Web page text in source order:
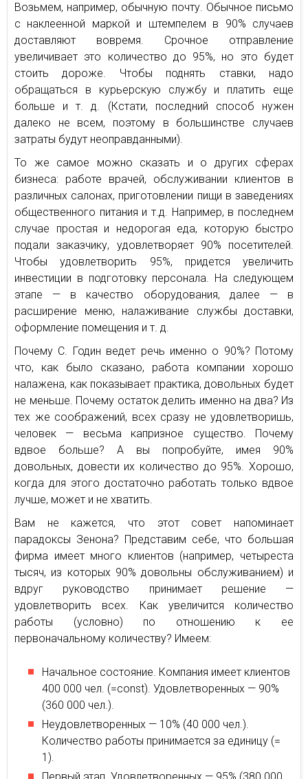
Возьмем, например, обычную почту. Обычное письмо
с наклеенной маркой и штемпелем в 90% случаев
доставляют вовремя. Срочное отправление
увеличивает это количество до 95%, но это будет
стоить дороже. Чтобы поднять ставки, надо
обращаться в курьерскую службу и платить еще
больше и т. д. (Кстати, последний способ нужен
далеко не всем, поэтому в большинстве случаев
затраты будут неоправданными).
То же самое можно сказать и о других сферах
бизнеса: работе врачей, обслуживании клиентов в
различных салонах, приготовлении пищи в заведениях
общественного питания и т.д. Например, в последнем
случае простая и недорогая еда, которую быстро
подали заказчику, удовлетворяет 90% посетителей.
Чтобы удовлетворить 95%, придется увеличить
инвестиции в подготовку персонала. На следующем
этапе — в качество оборудования, далее — в
расширение меню, налаживание службы доставки,
оформление помещения и т. д.
Почему С. Годин ведет речь именно о 90%? Потому
что, как было сказано, работа компании хорошо
налажена, как показывает практика, довольных будет
не меньше. Почему остаток делить именно на два? Из
тех же соображений, всех сразу не удовлетворишь,
человек — весьма капризное существо. Почему
вдвое больше? А вы попробуйте, имея 90%
довольных, довести их количество до 95%. Хорошо,
когда для этого достаточно работать только вдвое
лучше, может и не хватить.
Вам не кажется, что этот совет напоминает
парадоксы Зенона? Представим себе, что большая
фирма имеет много клиентов (например, четыреста
тысяч, из которых 90% довольны обслуживанием) и
вдруг руководство принимает решение —
удовлетворить всех. Как увеличится количество
работы (условно) по отношению к ее
первоначальному количеству? Имеем:
Начальное состояние. Компания имеет клиентов
400 000 чел. (=const). Удовлетворенных — 90%
(360 000 чел.).
Неудовлетворенных — 10% (40 000 чел.).
Количество работы принимается за единицу (=
1).